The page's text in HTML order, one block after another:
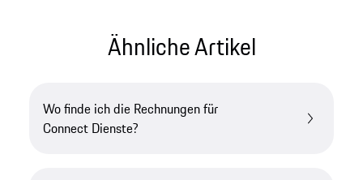
Ähnliche Artikel
Wo finde ich die Rechnungen für
Connect Dienste?